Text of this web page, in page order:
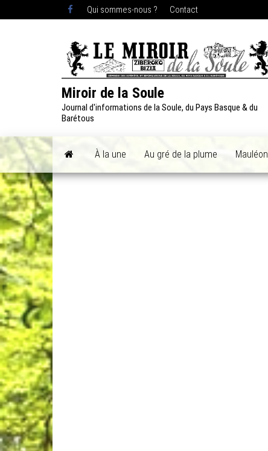
Qui sommes-nous ? Contact
Miroir de la Soule
Journal d'informations de la Soule, du Pays Basque & du
Barétous
À la une Au gré de la plume Mauléon